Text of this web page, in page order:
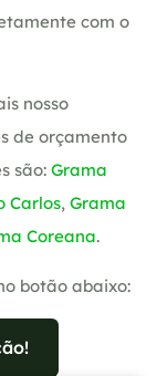
com o
nosso
de orçamento
são: Grama
Carlos, Grama
Coreana.
botão abaixo: